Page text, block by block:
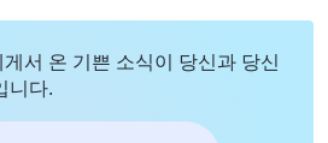
서 온 기쁜 소식이 당신과 당신
니다.